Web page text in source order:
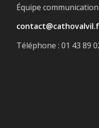
Équipe
Téléphone : 01 43 89